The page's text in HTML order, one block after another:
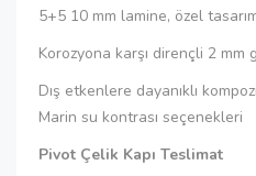
5+5 10 mm lamine, özel
Korozyona karşı dirençli 2 mm
Dış etkenlere dayanıklı
Marin su kontrası seçenekleri
Pivot Çelik Kapı Teslimat